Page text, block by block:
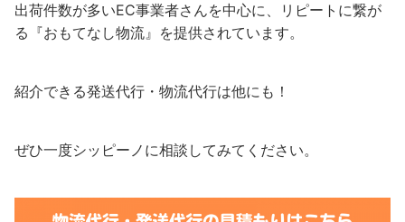
出荷件数が多いEC事業者さんを中心に、リピートに繋が
る『おもてなし物流』を提供されています。
紹介できる発送代行・物流代行は他にも！
ぜひ一度シッピーノに相談してみてください。